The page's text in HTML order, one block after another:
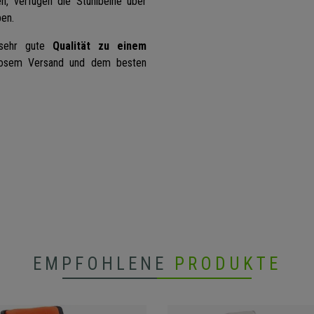
gute Qualität zu einem
Versand und dem besten
EMPFOHLENE PRODUKTE